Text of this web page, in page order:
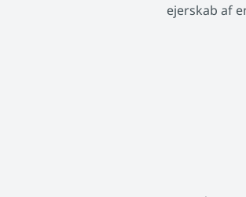
ejerskab af